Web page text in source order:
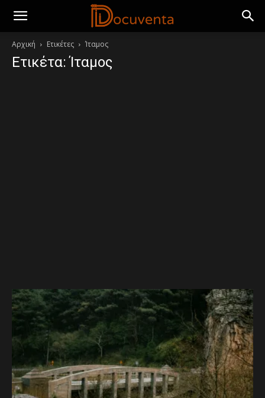
Αρχική Ετικέτες Ίταμος
Ετικέτα: Ίταμος